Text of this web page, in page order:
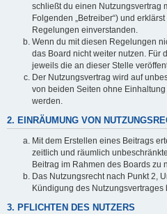
schließt du einen Nutzungsvertrag
Folgenden „Betreiber“) und
Regelungen einverstanden.
Wenn du mit diesen Regelungen
das Board nicht weiter nutzen. Für
jeweils die an dieser Stelle
Der Nutzungsvertrag wird auf
von beiden Seiten ohne
werden.
2. EINRÄUMUNG VON
Mit dem Erstellen eines Beitrags
zeitlich und räumlich
Beitrag im Rahmen des Boards zu
Das Nutzungsrecht nach Punkt 2,
Kündigung des Nutzungsvertrages
3. PFLICHTEN DES NUTZERS